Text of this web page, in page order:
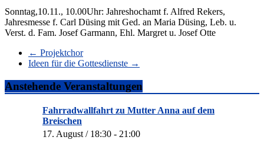
Sonntag,10.11., 10.00Uhr: Jahreshochamt f. Alfred Rekers,
Jahresmesse f. Carl Düsing mit Ged. an Maria Düsing, Leb. u.
Verst. d. Fam. Josef Garmann, Ehl. Margret u. Josef Otte
← Projektchor
Ideen für die Gottesdienste →
Anstehende Veranstaltungen
Fahrradwallfahrt zu Mutter Anna auf dem
Breischen
17. August / 18:30 - 21:00